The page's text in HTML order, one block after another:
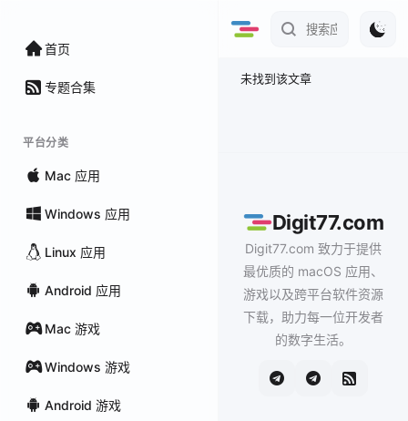
首页
专题合集
平台分类
Mac 应用
Windows 应用
Linux 应用
Android 应用
Mac 游戏
Windows 游戏
Android 游戏
未找到该文章
Digit77.com
Digit77.com 致力于提供
最优质的 macOS 应用、
游戏以及跨平台软件资源
下载，助力每一位开发者
的数字生活。